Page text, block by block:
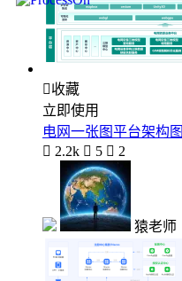
收藏
立即使用
电网一张图平台架构图
 2.2k  5  2
猿老师